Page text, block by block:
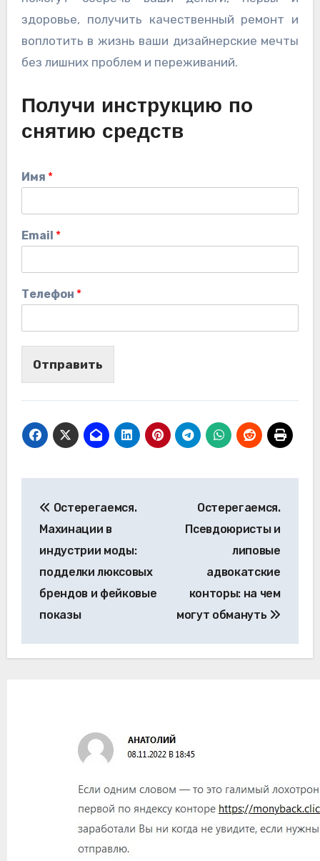
здоровье, получить качественный ремонт и
воплотить в жизнь ваши дизайнерские мечты
без лишних проблем и переживаний.
Получи инструкцию по
снятию средств
Имя *
Email *
Телефон *
Отправить
по
записям
Остерегаемся.
Махинации в
индустрии моды:
подделки люксовых
брендов и фейковые
показы
Остерегаемся.
Псевдоюристы и
липовые
адвокатские
конторы: на чем
могут обмануть